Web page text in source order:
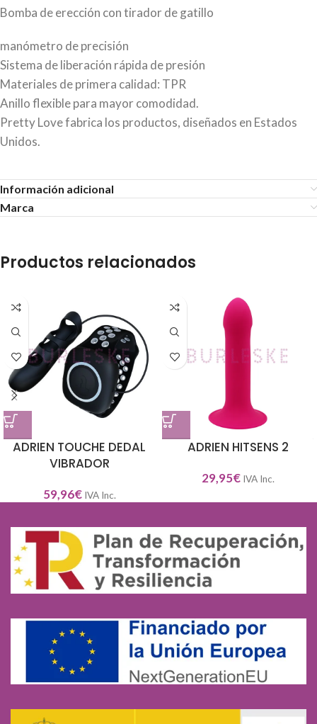
Bomba de erección con tirador de gatillo
manómetro de precisión
Sistema de liberación rápida de presión
Materiales de primera calidad: TPR
Anillo flexible para mayor comodidad.
Pretty Love fabrica los productos, diseñados en Estados
Unidos.
Información adicional
Marca
Productos relacionados
ADRIEN TOUCHE DEDAL
VIBRADOR
59,96€ IVA Inc.
ADRIEN HITSENS 2
29,95€ IVA Inc.